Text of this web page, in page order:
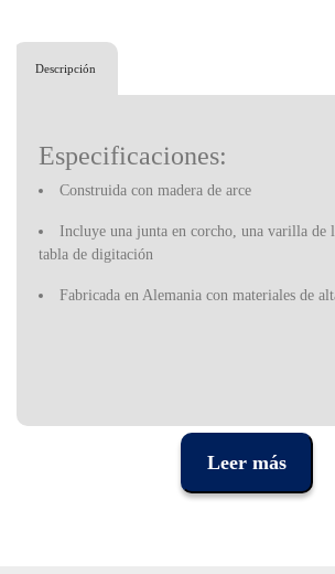
Descripción
Especificaciones:
Construida con madera de arce
Incluye una junta en corcho, una varilla de
tabla de digitación
Fabricada en Alemania con materiales de
Leer más